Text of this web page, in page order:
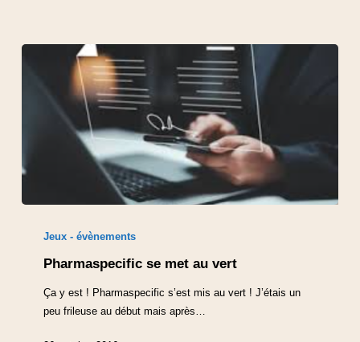
Jeux - évènements
Pharmaspecific se met au vert
Ça y est ! Pharmaspecific s’est mis au vert ! J’étais un
peu frileuse au début mais après…